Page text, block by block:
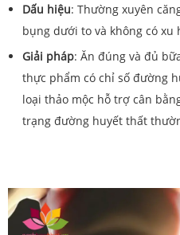
Dấu hiệu: Thường xuyên
bụng dưới to và không có xu
Giải pháp: Ăn đúng và đủ
thực phẩm có chỉ số đường
loại thảo mộc hỗ trợ cân
trạng đường huyết thất